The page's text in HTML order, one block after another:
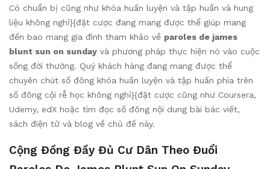
Có chuẩn bị cũng như khóa huấn luyện và tập huấn và hung
liệu không nghỉ}{đặt cược đang mang được thể giúp mang
đến bao mang gia đình tham khảo về paroles de james
blunt sun on sunday và phương pháp thực hiện nó vào cuộc
sống đời thường. Quý khách hàng đang mang được thể
chuyên chút số đông khóa huấn luyện và tập huấn phía trên
số đông cội rễ học không nghỉ}{đặt cược cũng như Coursera,
Udemy, edX hoặc tìm đọc số đông nội dung bài bác viết,
sách điện tử và blog về chủ đề này.
Cộng Đồng Đầy Đủ Cư Dân Theo Đuổi